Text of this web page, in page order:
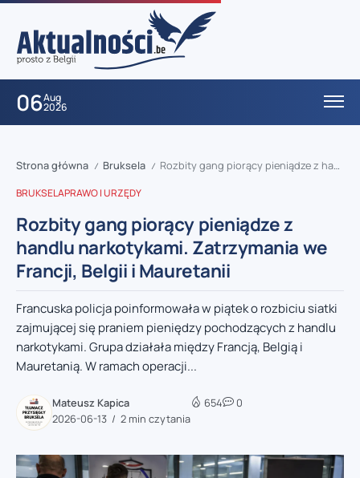
06Aug
2026
Strona główna / Bruksela / Rozbity gang piorący pieniądze z handlu narkotykami. Zatrzymania we Francji, Belgii i Mauretanii
BRUKSELAPRAWO I URZĘDY
Rozbity gang piorący pieniądze z
handlu narkotykami. Zatrzymania we
Francji, Belgii i Mauretanii
Francuska policja poinformowała w piątek o rozbiciu siatki
zajmującej się praniem pieniędzy pochodzących z handlu
narkotykami. Grupa działała między Francją, Belgią i
Mauretanią. W ramach operacji...
Mateusz Kapica
2026-06-13
2 min czytania
654 0